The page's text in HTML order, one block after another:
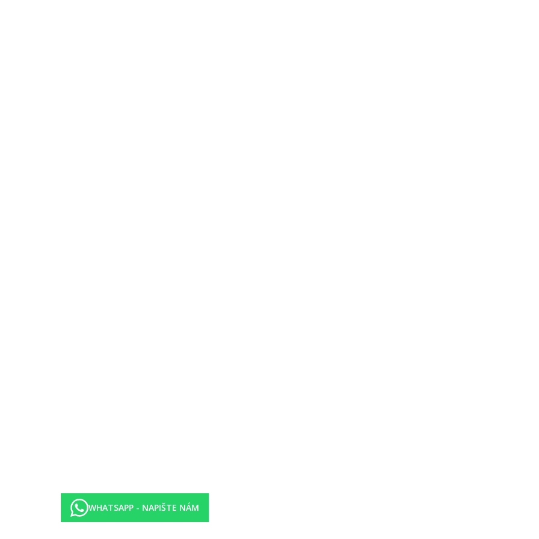
koutem, pokoje se nachází ve vedlejší budově, vzdálené od hlavní budovy asi 50 m
formální oblečení.
WHATSAPP - NAPIŠTE NÁM